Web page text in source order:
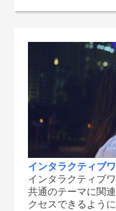
インタラクティブ
インタラクティブ
共通のテーマに関
クセスできるよう